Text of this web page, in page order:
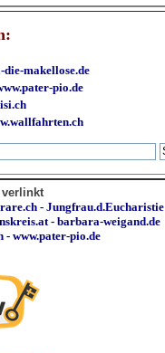
die-makellose.de
pio.de
verlinkt
-Jungfrau.d.Eucharistie
-barbara-weigand.de
- www.pater-pio.de